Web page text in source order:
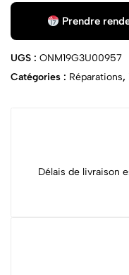
Prendre
UGS : ONM19G3U00957
Catégories : Réparations,
Délais de livraison